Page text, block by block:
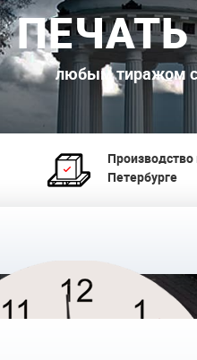
любым тиражом с
Производство
Петербурге